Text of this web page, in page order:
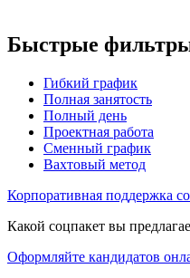
Быстрые
Гибкий график
Полная занятость
Полный день
Проектная работа
Сменный график
Вахтовый метод
Корпоративная поддержка
Какой соцпакет вы
Оформляйте кандидатов